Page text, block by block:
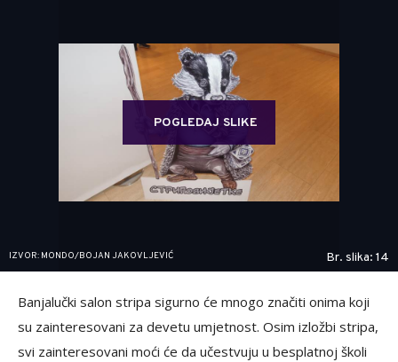
POGLEDAJ SLIKE
IZVOR: MONDO/BOJAN JAKOVLJEVIĆ Br. slika: 14
Banjalučki salon stripa sigurno će mnogo značiti onima koji
su zainteresovani za devetu umjetnost. Osim izložbi stripa,
svi zainteresovani moći će da učestvuju u besplatnoj školi